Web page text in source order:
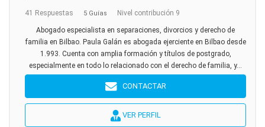
41 Respuestas 5 Guías Nivel contribución 9
Abogado especialista en separaciones, divorcios y derecho de
familia en Bilbao. Paula Galán es abogada ejerciente en Bilbao desde
1.993. Cuenta con amplia formación y títulos de postgrado,
especialmente en todo lo relacionado con el derecho de familia, y...
CONTACTAR
VER PERFIL